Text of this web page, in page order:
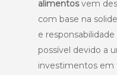
alimentosvem
com base na
e responsabilidade
possível devido a
investimentos em